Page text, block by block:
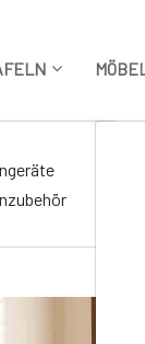
MÖBEL
"Rund Couchtisch"